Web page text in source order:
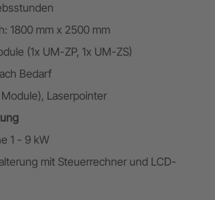
1800 mm x 2500 mm
(1x UM-ZP, 1x UM-ZS)
Bedarf
Laserpointer
1 - 9 kW
mit Steuerrechner und LCD-